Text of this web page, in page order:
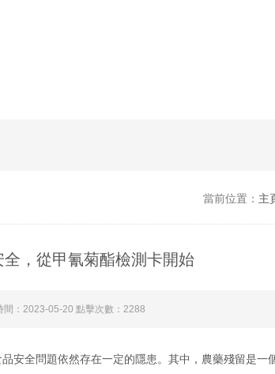
當前位置： 主
全，從甲氰菊酯檢測卡開始
間：2023-05-20 點擊次數：2288
全問題依然存在一定的隱患。其中，農藥殘留是一